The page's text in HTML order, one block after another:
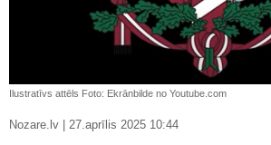
Ilustratīvs attēls Foto: Ekrānbilde no Youtube.com
Nozare.lv | 27.aprīlis 2025 10:44